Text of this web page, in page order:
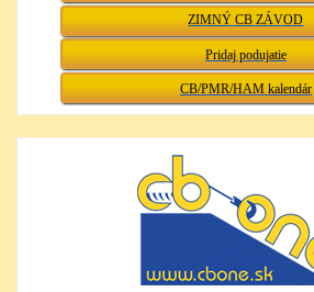
ZIMNÝ CB ZÁVOD
Pridaj podujatie
CB/PMR/HAM kalendár